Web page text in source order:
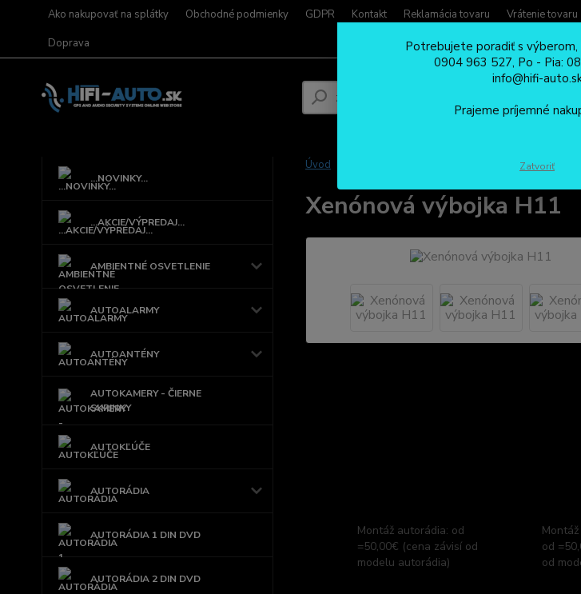
Ako nakupovať na splátky Obchodné podmienky GDPR Kontakt Reklamácia tovaru Vrátenie tovaru
Doprava
...NOVINKY...
...AKCIE/VÝPREDAJ...
AMBIENTNÉ OSVETLENIE
AUTOALARMY
AUTOANTÉNY
AUTOKAMERY - ČIERNE
SKRINKY
AUTOKĽÚČE
AUTORÁDIA
AUTORÁDIA 1 DIN DVD
AUTORÁDIA 2 DIN DVD
Úvod Príslušenstvo ku xenónom
Xenónová výbojka H11
Montáž autorádia: od
=50,00€ (cena závisí od
modelu autorádia)
od
od
Potrebujete poradiť s
0904 963 527, Po - Pia:
info@hifi-
Prajeme príjemné
Zatvoriť